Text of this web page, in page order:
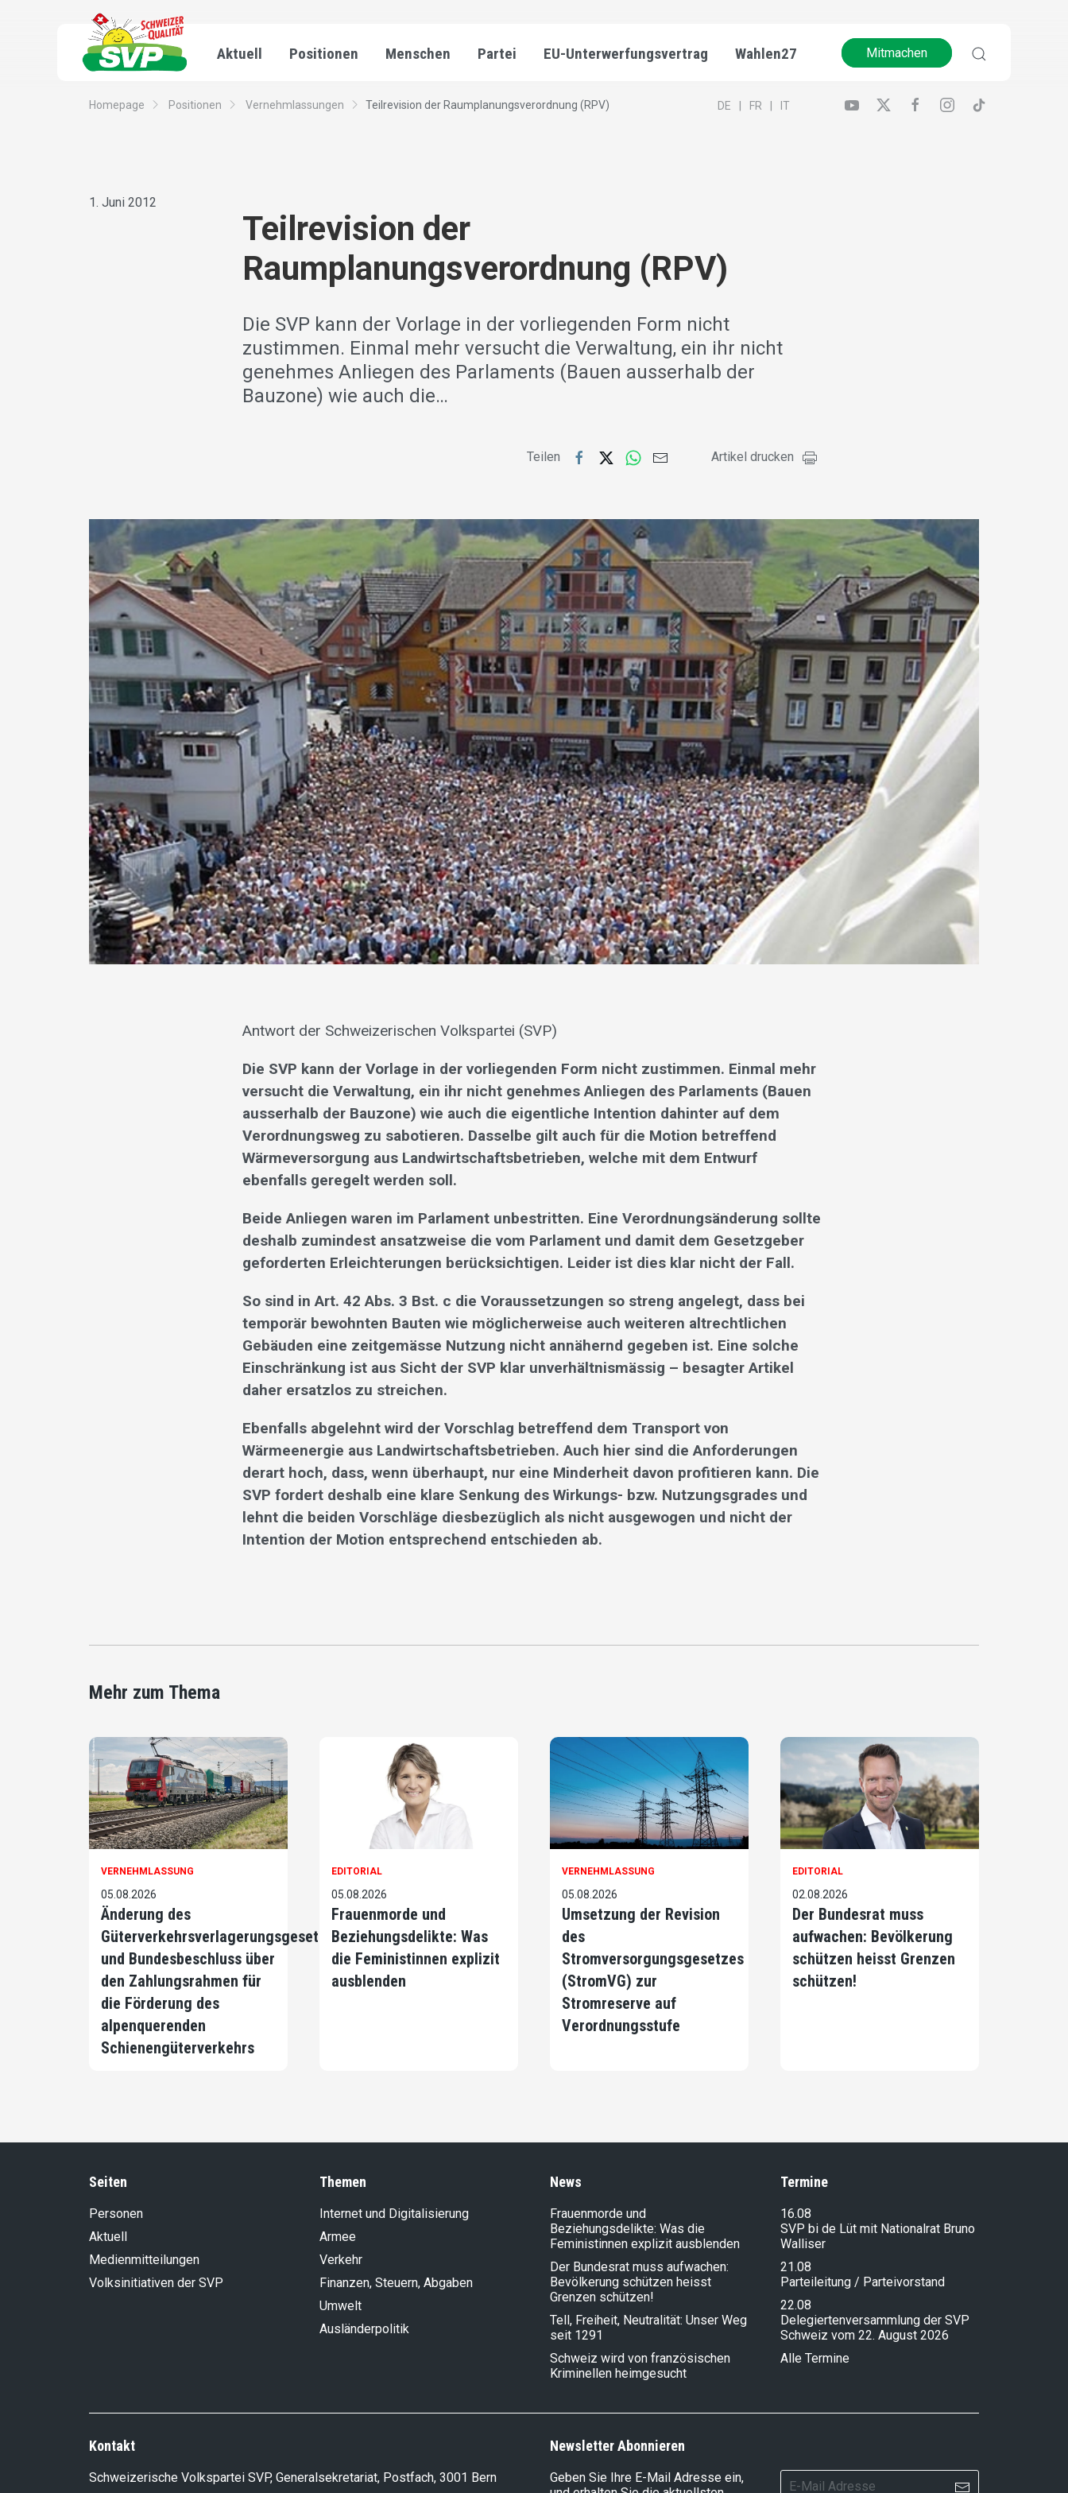
Aktuell Positionen Menschen Partei EU-Unterwerfungsvertrag Wahlen27 Mitmachen
Homepage Positionen Vernehmlassungen Teilrevision der Raumplanungsverordnung (RPV) DE FR IT
1. Juni 2012
Teilrevision der
Raumplanungsverordnung (RPV)
Die SVP kann der Vorlage in der vorliegenden Form nicht
zustimmen. Einmal mehr versucht die Verwaltung, ein ihr nicht
genehmes Anliegen des Parlaments (Bauen ausserhalb der
Bauzone) wie auch die…
Teilen Artikel drucken
Antwort der Schweizerischen Volkspartei (SVP)
Die SVP kann der Vorlage in der vorliegenden Form nicht zustimmen. Einmal mehr
versucht die Verwaltung, ein ihr nicht genehmes Anliegen des Parlaments (Bauen
ausserhalb der Bauzone) wie auch die eigentliche Intention dahinter auf dem
Verordnungsweg zu sabotieren. Dasselbe gilt auch für die Motion betreffend
Wärmeversorgung aus Landwirtschaftsbetrieben, welche mit dem Entwurf
ebenfalls geregelt werden soll.
Beide Anliegen waren im Parlament unbestritten. Eine Verordnungsänderung sollte
deshalb zumindest ansatzweise die vom Parlament und damit dem Gesetzgeber
geforderten Erleichterungen berücksichtigen. Leider ist dies klar nicht der Fall.
So sind in Art. 42 Abs. 3 Bst. c die Voraussetzungen so streng angelegt, dass bei
temporär bewohnten Bauten wie möglicherweise auch weiteren altrechtlichen
Gebäuden eine zeitgemässe Nutzung nicht annähernd gegeben ist. Eine solche
Einschränkung ist aus Sicht der SVP klar unverhältnismässig – besagter Artikel
daher ersatzlos zu streichen.
Ebenfalls abgelehnt wird der Vorschlag betreffend dem Transport von
Wärmeenergie aus Landwirtschaftsbetrieben. Auch hier sind die Anforderungen
derart hoch, dass, wenn überhaupt, nur eine Minderheit davon profitieren kann. Die
SVP fordert deshalb eine klare Senkung des Wirkungs- bzw. Nutzungsgrades und
lehnt die beiden Vorschläge diesbezüglich als nicht ausgewogen und nicht der
Intention der Motion entsprechend entschieden ab.
Mehr zum Thema
VERNEHMLASSUNG
05.08.2026
Änderung des
Güterverkehrsverlagerungsgesetzes
und Bundesbeschluss über
den Zahlungsrahmen für
die Förderung des
alpenquerenden
Schienengüterverkehrs
EDITORIAL
05.08.2026
Frauenmorde und
Beziehungsdelikte: Was
die Feministinnen explizit
ausblenden
VERNEHMLASSUNG
05.08.2026
Umsetzung der Revision
des
Stromversorgungsgesetzes
(StromVG) zur
Stromreserve auf
Verordnungsstufe
EDITORIAL
02.08.2026
Der Bundesrat muss
aufwachen: Bevölkerung
schützen heisst Grenzen
schützen!
Seiten
Personen
Aktuell
Medienmitteilungen
Volksinitiativen der SVP
Themen
Internet und Digitalisierung
Armee
Verkehr
Finanzen, Steuern, Abgaben
Umwelt
Ausländer­politik
News
Frauenmorde und
Beziehungsdelikte: Was die
Feministinnen explizit ausblenden
Der Bundesrat muss aufwachen:
Bevölkerung schützen heisst
Grenzen schützen!
Tell, Freiheit, Neutralität: Unser Weg
seit 1291
Schweiz wird von französischen
Kriminellen heimgesucht
Termine
16.08
SVP bi de Lüt mit Nationalrat Bruno
Walliser
21.08
Parteileitung / Parteivorstand
22.08
Delegiertenversammlung der SVP
Schweiz vom 22. August 2026
Alle Termine
Kontakt
Schweizerische Volkspartei SVP, Generalsekretariat, Postfach, 3001 Bern
Newsletter Abonnieren
Geben Sie Ihre E-Mail Adresse ein,